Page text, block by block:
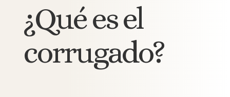
¿Qué es el
corrugado?